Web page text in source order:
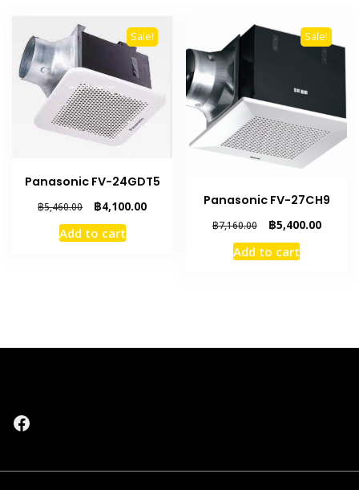
Sale!
Panasonic FV-24GDT5
฿5,460.00
Original
price
was:
฿4,100.00Current
Add to cart
Sale!
Panasonic FV-27CH9
฿7,160.00
Original
price
was:
฿5,400.00Current
Add to cart
Facebook